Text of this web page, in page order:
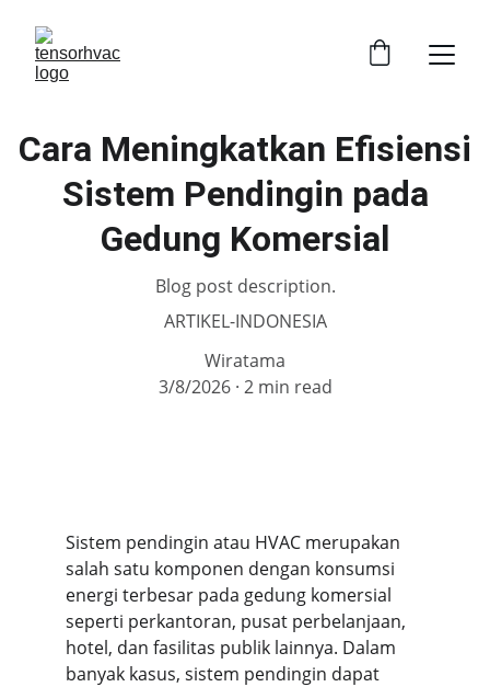
Cara Meningkatkan Efisiensi
Sistem Pendingin pada
Gedung Komersial
Blog post description.
ARTIKEL-INDONESIA
Wiratama
3/8/2026 2 min read
Sistem pendingin atau HVAC merupakan
salah satu komponen dengan konsumsi
energi terbesar pada gedung komersial
seperti perkantoran, pusat perbelanjaan,
hotel, dan fasilitas publik lainnya. Dalam
banyak kasus, sistem pendingin dapat